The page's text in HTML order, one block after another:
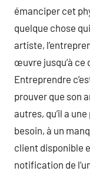
émanciper cet
quelque chose
artiste,
œuvre jusqu’à ce
Entreprendre
prouver que son
autres, qu’il a
besoin, à un
client disponible
notification de